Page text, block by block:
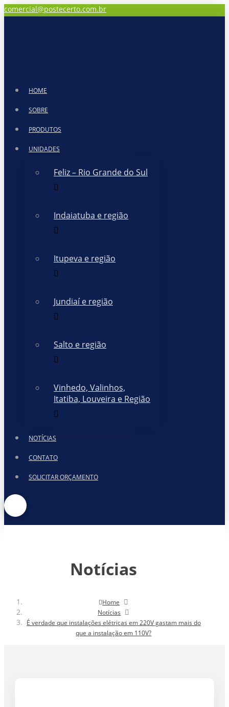
comercial@postecerto.com.br
HOME
SOBRE
PRODUTOS
UNIDADES
Feliz – Rio Grande do Sul
Indaiatuba e região
Itupeva e região
Jundiaí e região
Salto e região
Vinhedo, Valinhos,
Itatiba, Louveira e Região
NOTÍCIAS
CONTATO
SOLICITAR ORÇAMENTO
Notícias
Home
Notícias
É verdade que instalações elétricas em 220V gastam mais do
que a instalação em 110V?